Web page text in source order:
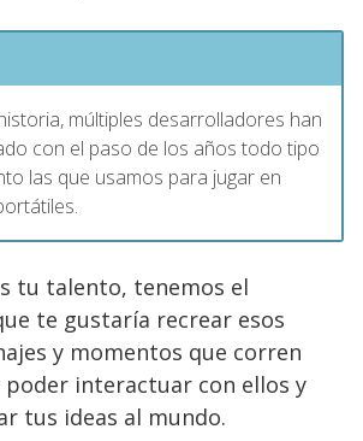
múltiples desarrolladores han
con el paso de los años todo tipo
las que usamos para jugar en
tu talento, tenemos el
te gustaría recrear esos
y momentos que corren
interactuar con ellos y
tus ideas al mundo.